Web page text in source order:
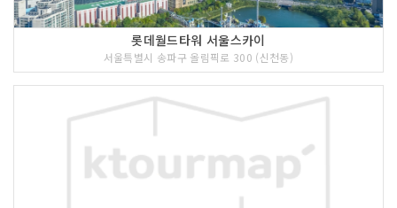
롯데월드타워 서울스카이
서울특별시 송파구 올림픽로 300 (신천동)